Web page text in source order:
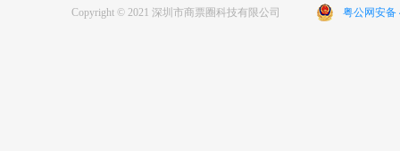
Copyright © 2021 深圳市商票圈科技有限公司 粤公网安备